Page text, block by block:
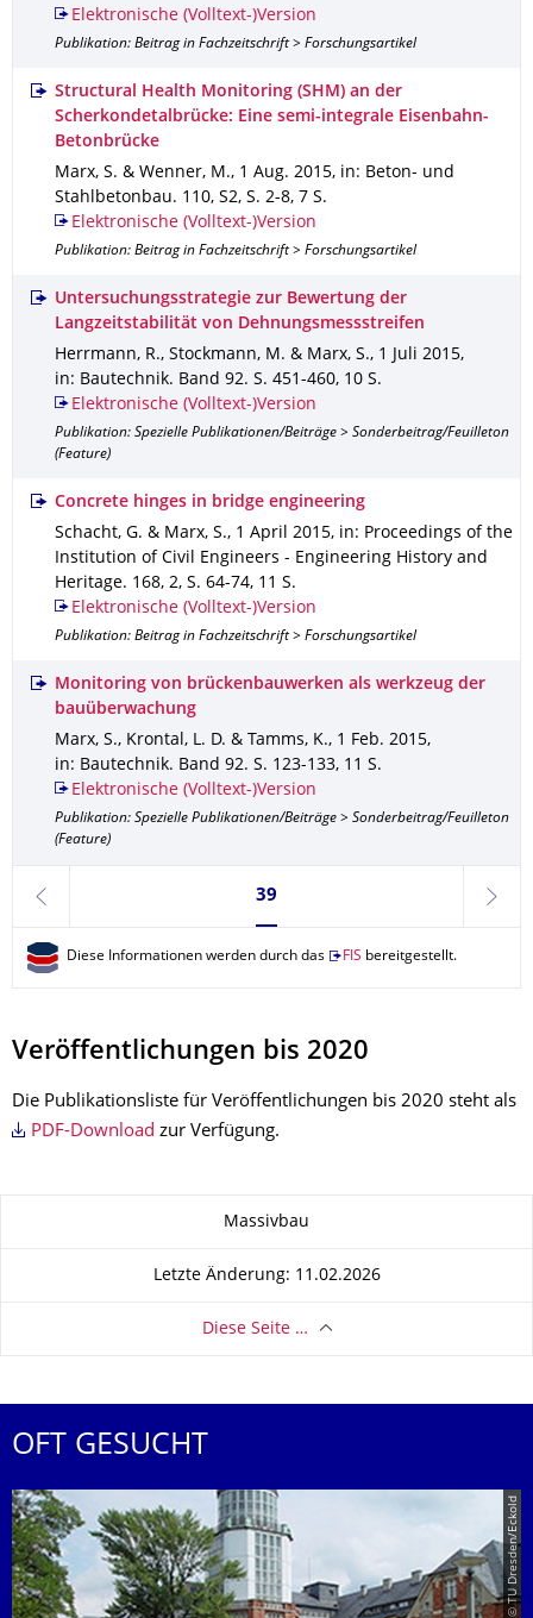
Elektronische (Volltext-)Version
Publikation: Beitrag in Fachzeitschrift > Forschungsartikel
Structural Health Monitoring (SHM) an der
Scherkondetalbrücke: Eine semi-integrale Eisenbahn-
Betonbrücke
Marx, S. & Wenner, M., 1 Aug. 2015, in: Beton- und
Stahlbetonbau. 110, S2, S. 2-8, 7 S.
Elektronische (Volltext-)Version
Publikation: Beitrag in Fachzeitschrift > Forschungsartikel
Untersuchungsstrategie zur Bewertung der
Langzeitstabilität von Dehnungsmessstreifen
Herrmann, R., Stockmann, M. & Marx, S., 1 Juli 2015,
in: Bautechnik. Band 92. S. 451-460, 10 S.
Elektronische (Volltext-)Version
Publikation: Spezielle Publikationen/Beiträge > Sonderbeitrag/Feuilleton
(Feature)
Concrete hinges in bridge engineering
Schacht, G. & Marx, S., 1 April 2015, in: Proceedings of the
Institution of Civil Engineers - Engineering History and
Heritage. 168, 2, S. 64-74, 11 S.
Elektronische (Volltext-)Version
Publikation: Beitrag in Fachzeitschrift > Forschungsartikel
Monitoring von brückenbauwerken als werkzeug der
bauüberwachung
Marx, S., Krontal, L. D. & Tamms, K., 1 Feb. 2015,
in: Bautechnik. Band 92. S. 123-133, 11 S.
Elektronische (Volltext-)Version
Publikation: Spezielle Publikationen/Beiträge > Sonderbeitrag/Feuilleton
(Feature)
zurück
Seite 39, aktuell ausgewählt
39
weiter
Diese Informationen werden durch das FIS bereitgestellt.
Veröffentlichungen bis 2020
Die Publikationsliste für Veröffentlichungen bis 2020 steht als
PDF-Download zur Verfügung.
Massivbau
Letzte Änderung: 11.02.2026
Diese Seite …
OFT GESUCHT
© TU Dresden/Eckold